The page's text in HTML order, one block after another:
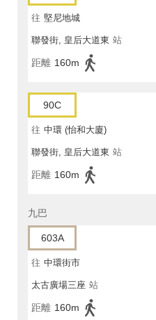
往 堅尼地城
聯發街, 皇后大道東 站
距離 160m
90C
往 中環 (怡和大廈)
聯發街, 皇后大道東 站
距離 160m
九巴
603A
往 中環街市
太古廣場三座 站
距離 160m